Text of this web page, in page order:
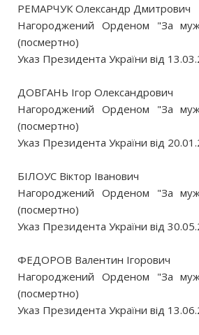
РЕМАРЧУК Олександр Дмитрович
Нагороджений Орденом "За
(посмертно)
Указ Президента України від
ДОВГАНЬ Ігор Олександрович
Нагороджений Орденом "За
(посмертно)
Указ Президента України від
БІЛОУС Віктор Іванович
Нагороджений Орденом "За
(посмертно)
Указ Президента України від
ФЕДОРОВ Валентин Ігорович
Нагороджений Орденом "За
(посмертно)
Указ Президента України від